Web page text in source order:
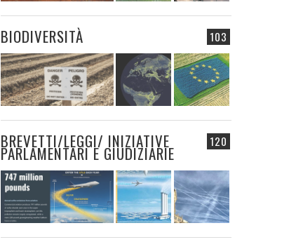
103
BIODIVERSITÀ
120
BREVETTI/LEGGI/ INIZIATIVE
PARLAMENTARI E GIUDIZIARIE